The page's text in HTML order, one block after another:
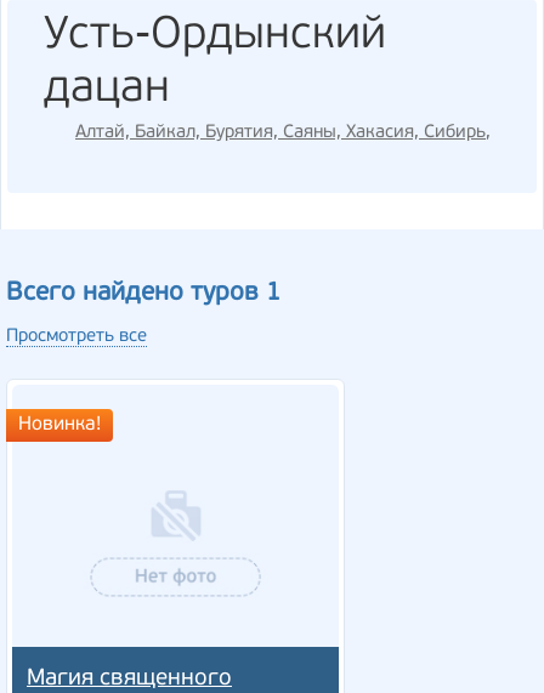
Усть-Ордынский
дацан
Алтай, Байкал, Бурятия, Саяны, Хакасия, Сибирь,
Всего найдено туров 1
Просмотреть все
Магия священного
Новинка!